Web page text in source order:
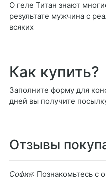
О геле Титан знают
результате мужчина с
всяких
Как купить?
Заполните форму для
дней вы получите
Отзывы
София: Познакомьтесь с